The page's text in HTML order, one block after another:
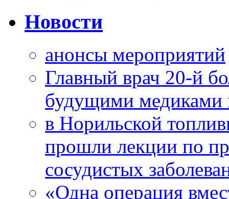
Новости
анонсы мероприятий
Главный врач 20-й
будущими медиками
в Норильской
прошли лекции по
сосудистых
«Одна операция